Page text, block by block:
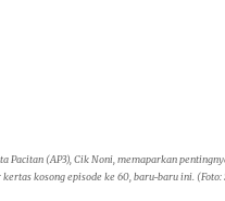
Pacitan (AP3), Cik Noni, memaparkan
kosong episode ke 60, baru-baru ini.